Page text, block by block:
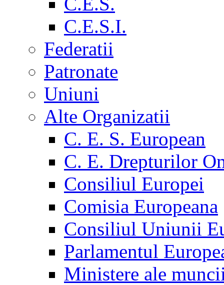
C.E.S.I.
Federatii
Patronate
Uniuni
Alte Organizatii
C. E. S. European
C. E. Drepturilor
Consiliul Europei
Comisia Europeana
Consiliul Uniunii
Parlamentul
Ministere ale